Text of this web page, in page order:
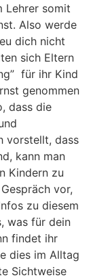
Lehrer somit
Also werde
dich nicht
sich Eltern
für ihr Kind
genommen
dass die
vorstellt, dass
kann man
Kindern zu
vor,
zu diesem
was für dein
findet ihr
dies im Alltag
Sichtweise